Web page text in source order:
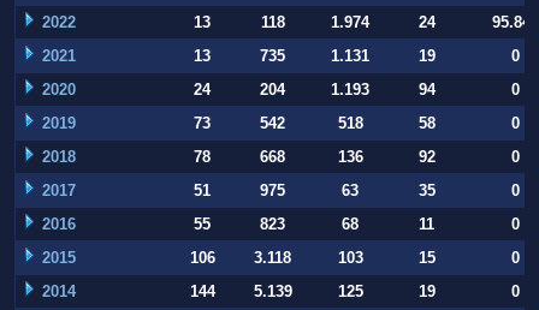
2022
13 118 1.974 24
95.847
2021
13 735 1.131 19
0
2020
24 204 1.193 94
0
2019
73 542 518 58
0
2018
78 668 136 92
0
2017
51 975 63 35
0
2016
55 823 68 11
0
2015
106 3.118 103 15
0
2014
144 5.139 125 19
0